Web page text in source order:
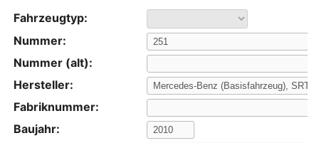
Fahrzeugtyp:
Nummer:
Nummer (alt):
Hersteller:
Fabriknummer:
Baujahr: